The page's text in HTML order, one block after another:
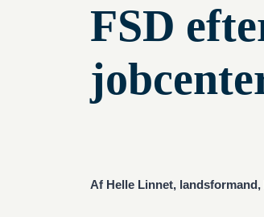
FSD
Af Helle Linnet,